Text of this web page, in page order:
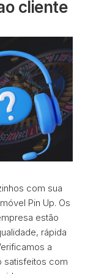
cliente
com sua
Pin Up. Os
estão
rápida
a
satisfeitos com